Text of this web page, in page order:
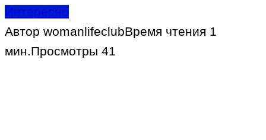
Интересно
Автор womanlifeclubВремя чтения 1
мин.Просмотры 41